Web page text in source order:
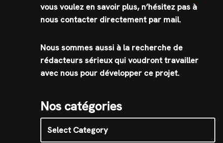
vous voulez en savoir plus, n’hésitez pas à
nous contacter directement par mail.
Nous sommes aussi à la recherche de
rédacteurs sérieux qui voudront travailler
avec nous pour développer ce projet.
Nos catégories